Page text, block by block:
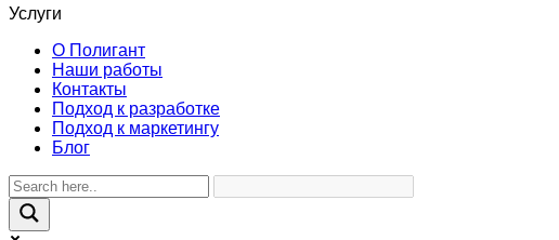
Услуги
О Полигант
Наши работы
Контакты
Подход к разработке
Подход к маркетингу
Блог